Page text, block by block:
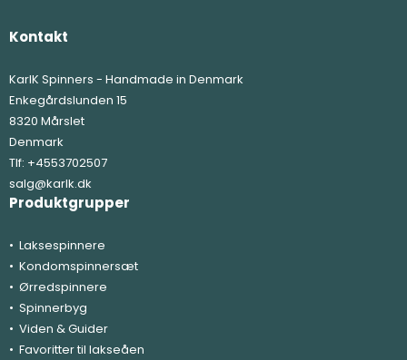
Kontakt
KarlK Spinners - Handmade in Denmark
Enkegårdslunden 15
8320 Mårslet
Denmark
Tlf: +4553702507
salg@karlk.dk
Produktgrupper
Laksespinnere
Kondomspinnersæt
Ørredspinnere
Spinnerbyg
Viden & Guider
Favoritter til lakseåen